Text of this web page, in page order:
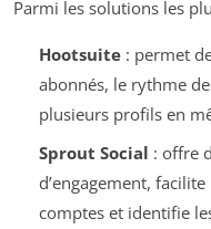
Parmi les solutions les
Hootsuite: permet
abonnés, le rythme
plusieurs profils en
Sprout Social : offre
d’engagement,
comptes et identifie